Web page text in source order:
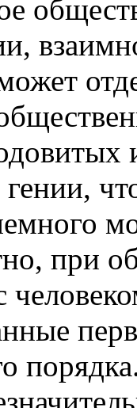
гении,
при